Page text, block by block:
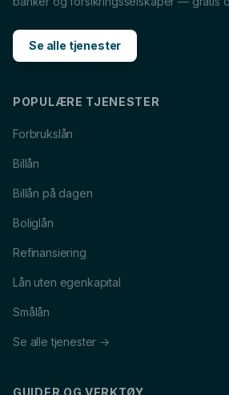
Lån til reiseiAlta
Se alle tjenester
POPULÆRE TJENESTER
Forbrukslån
Billån
Billån på dagen
Boliglån
Refinansiering
Lån uten egenkapital
Smålån
Se alle tjenester →
GUIDER OG VERKTØY